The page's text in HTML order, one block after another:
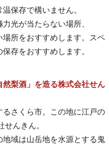
保存で構いません。
光が当たらない場所、
所をおすすめします。スペ
存をおすすめします。
梨酒」を造る株式会社せん
さくら市。この地に江戸の
んきん。
域は山岳地を水源とする鬼